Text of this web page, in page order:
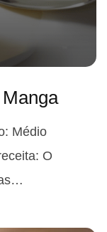
Médio
O